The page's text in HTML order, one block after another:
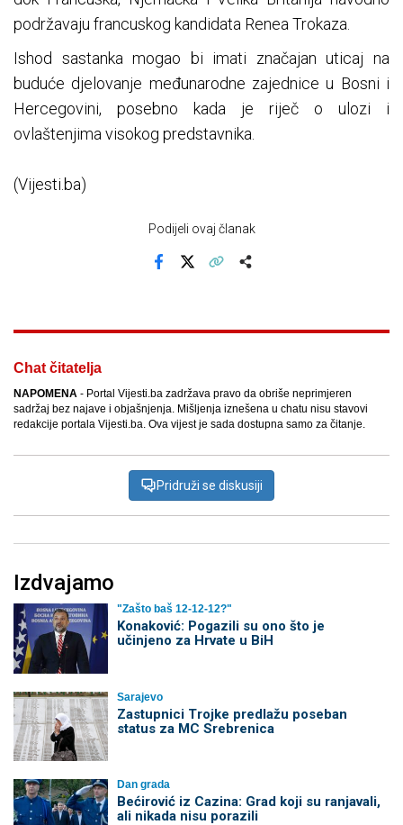
podržavaju francuskog kandidata Renea Trokaza.
Ishod sastanka mogao bi imati značajan uticaj na
buduće djelovanje međunarodne zajednice u Bosni i
Hercegovini, posebno kada je riječ o ulozi i
ovlaštenjima visokog predstavnika.
(Vijesti.ba)
Podijeli ovaj članak
Chat čitatelja
NAPOMENA - Portal Vijesti.ba zadržava pravo da obriše neprimjeren
sadržaj bez najave i objašnjenja. Mišljenja iznešena u chatu nisu stavovi
redakcije portala Vijesti.ba. Ova vijest je sada dostupna samo za čitanje.
Pridruži se diskusiji
Izdvajamo
"Zašto baš 12-12-12?"
Konaković: Pogazili su ono što je
učinjeno za Hrvate u BiH
Sarajevo
Zastupnici Trojke predlažu poseban
status za MC Srebrenica
Dan grada
Bećirović iz Cazina: Grad koji su ranjavali,
ali nikada nisu porazili